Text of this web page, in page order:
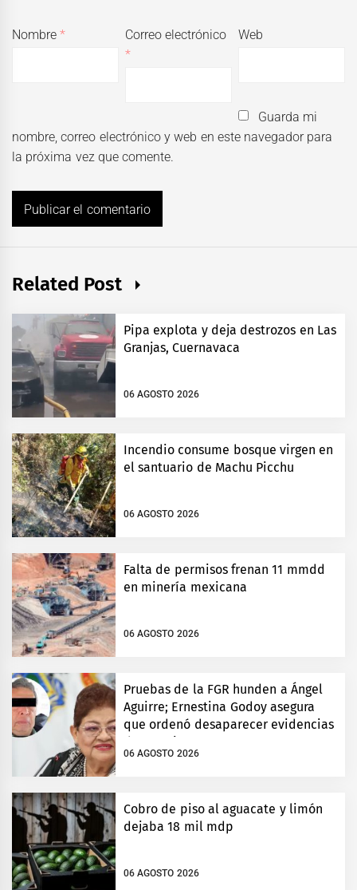
Nombre*
Correo electrónico
*
Web
Guarda mi
nombre, correo electrónico y web en este navegador para
la próxima vez que comente.
Related Post
Pipa explota y deja destrozos en Las
Granjas, Cuernavaca
06 AGOSTO 2026
Incendio consume bosque virgen en
el santuario de Machu Picchu
06 AGOSTO 2026
Falta de permisos frenan 11 mmdd
en minería mexicana
06 AGOSTO 2026
Pruebas de la FGR hunden a Ángel
Aguirre; Ernestina Godoy asegura
que ordenó desaparecer evidencias
de Ayotzinapa
06 AGOSTO 2026
Cobro de piso al aguacate y limón
dejaba 18 mil mdp
06 AGOSTO 2026